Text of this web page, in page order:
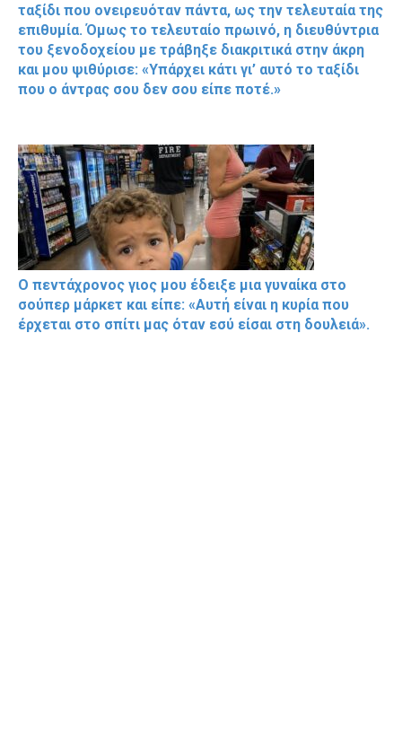
ταξίδι που ονειρευόταν πάντα, ως την τελευταία της
επιθυμία. Όμως το τελευταίο πρωινό, η διευθύντρια
του ξενοδοχείου με τράβηξε διακριτικά στην άκρη
και μου ψιθύρισε: «Υπάρχει κάτι γι’ αυτό το ταξίδι
που ο άντρας σου δεν σου είπε ποτέ.»
Ο πεντάχρονος γιος μου έδειξε μια γυναίκα στο
σούπερ μάρκετ και είπε: «Αυτή είναι η κυρία που
έρχεται στο σπίτι μας όταν εσύ είσαι στη δουλειά».